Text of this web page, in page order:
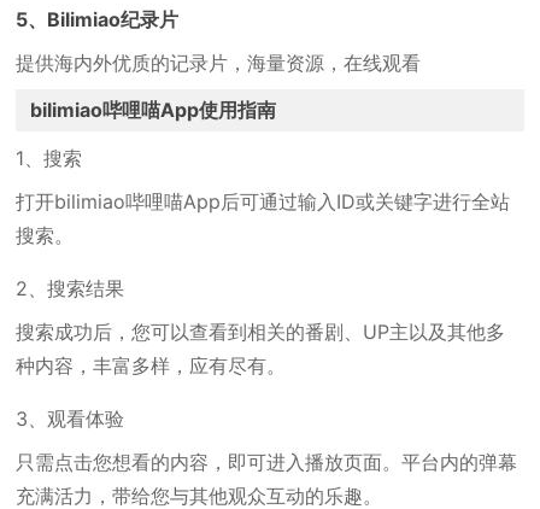
5、Bilimiao纪录片
提供海内外优质的记录片，海量资源，在线观看
bilimiao哔哩喵App使用指南
1、搜索
打开bilimiao哔哩喵App后可通过输入ID或关键字进行全站
搜索。
2、搜索结果
搜索成功后，您可以查看到相关的番剧、UP主以及其他多
种内容，丰富多样，应有尽有。
3、观看体验
只需点击您想看的内容，即可进入播放页面。平台内的弹幕
充满活力，带给您与其他观众互动的乐趣。